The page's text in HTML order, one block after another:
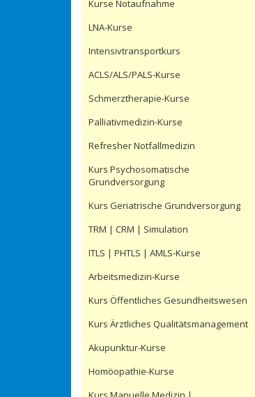
Kurse Notaufnahme
LNA-Kurse
Intensivtransportkurs
ACLS/ALS/PALS-Kurse
Schmerztherapie-Kurse
Palliativmedizin-Kurse
Refresher Notfallmedizin
Kurs Psychosomatische
Grundversorgung
Kurs Geriatrische Grundversorgung
TRM | CRM | Simulation
ITLS | PHTLS | AMLS-Kurse
Arbeitsmedizin-Kurse
Kurs Öffentliches Gesundheitswesen
Kurs Ärztliches Qualitätsmanagement
Akupunktur-Kurse
Homöopathie-Kurse